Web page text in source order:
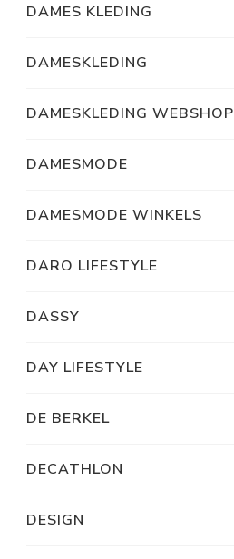
DAMES KLEDING
DAMESKLEDING
DAMESKLEDING WEBSHOP
DAMESMODE
DAMESMODE WINKELS
DARO LIFESTYLE
DASSY
DAY LIFESTYLE
DE BERKEL
DECATHLON
DESIGN